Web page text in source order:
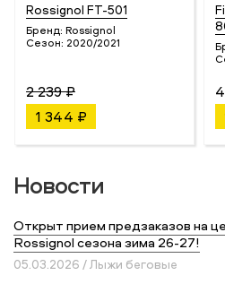
Rossignol FT-501
Бренд: Rossignol
Сезон: 2020/2021
2 239 ₽
1 344 ₽
Новости
Открыт прием предзаказов на
Rossignol сезона зима 26-27!
05.03.2026 / Лыжи беговые